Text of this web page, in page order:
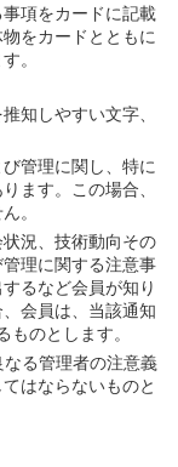
項をカードに記載
をカードとともに
。
知しやすい文字、
管理に関し、特に
ます。この場合、
。
況、技術動向その
理に関する注意事
るなど会員が知り
会員は、当該通知
のとします。
る管理者の注意義
はならないものと